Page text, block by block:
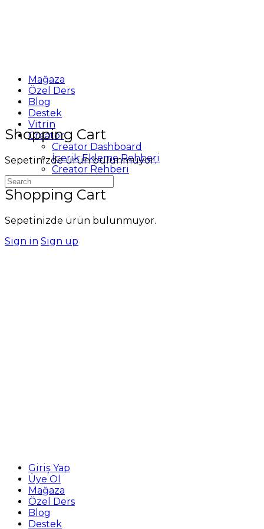
Mağaza
Özel Ders
Blog
Destek
Vitrin
Creator
Creator Dashboard
İçerik Ekleme Rehberi
Creator Rehberi
Shopping Cart
Sepetinizde ürün bulunmuyor.
Sign in Sign up
Shopping Cart
Sepetinizde ürün bulunmuyor.
Search
for:
Giriş Yap
Üye Ol
Mağaza
Özel Ders
Blog
Destek